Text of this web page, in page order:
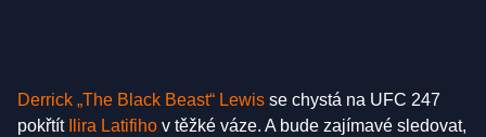
Derrick „The Black Beast“ Lewis se chystá na UFC 247
pokřtít
Ilira Latifiho v těžké váze. A bude zajímavé sledovat,